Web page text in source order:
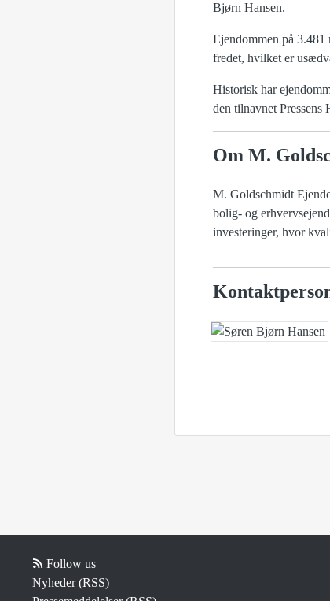
Bjørn Hansen.
Ejendommen på
fredet, hvilket er
Historisk har
den tilnavnet
Om M.
M. Goldschmidt
bolig- og
investeringer, hvor
Follow us
Nyheder (RSS)